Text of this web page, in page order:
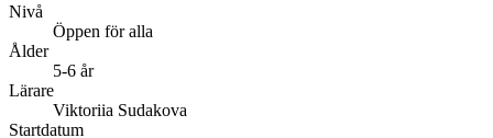
Nivå
Öppen för alla
Ålder
5-6 år
Lärare
Viktoriia Sudakova
Startdatum